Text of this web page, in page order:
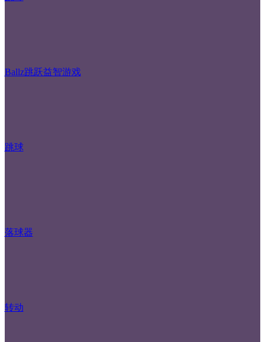
Ballz跳跃益智游戏
跳球
落球器
转动